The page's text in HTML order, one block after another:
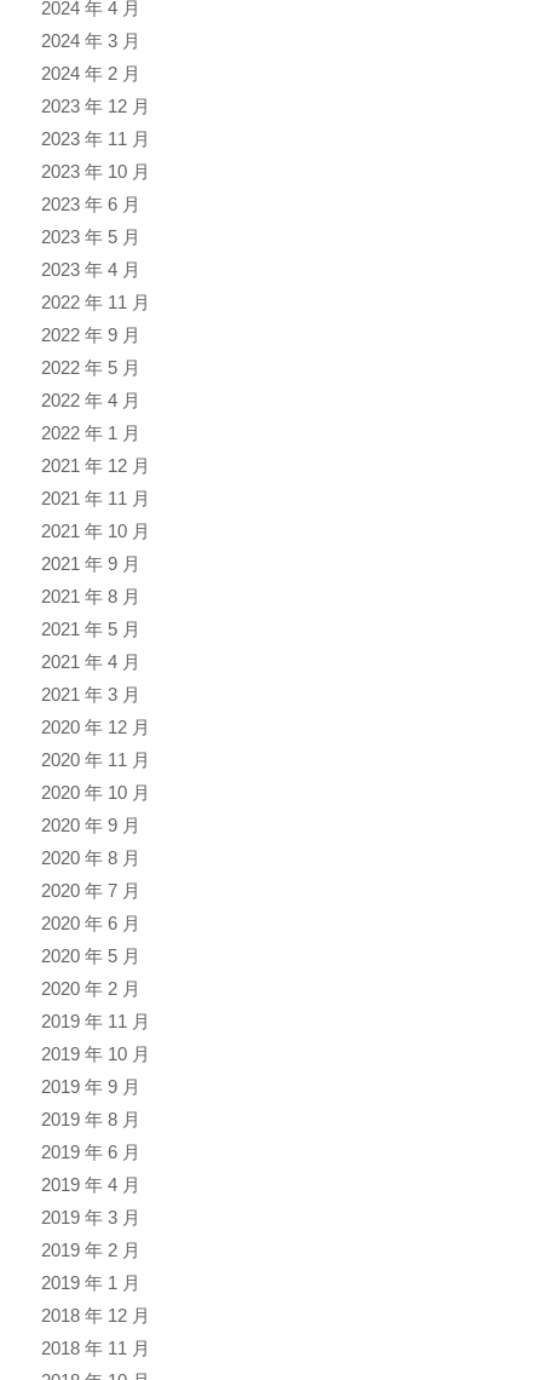
2024 年 4 月
2024 年 3 月
2024 年 2 月
2023 年 12 月
2023 年 11 月
2023 年 10 月
2023 年 6 月
2023 年 5 月
2023 年 4 月
2022 年 11 月
2022 年 9 月
2022 年 5 月
2022 年 4 月
2022 年 1 月
2021 年 12 月
2021 年 11 月
2021 年 10 月
2021 年 9 月
2021 年 8 月
2021 年 5 月
2021 年 4 月
2021 年 3 月
2020 年 12 月
2020 年 11 月
2020 年 10 月
2020 年 9 月
2020 年 8 月
2020 年 7 月
2020 年 6 月
2020 年 5 月
2020 年 2 月
2019 年 11 月
2019 年 10 月
2019 年 9 月
2019 年 8 月
2019 年 6 月
2019 年 4 月
2019 年 3 月
2019 年 2 月
2019 年 1 月
2018 年 12 月
2018 年 11 月